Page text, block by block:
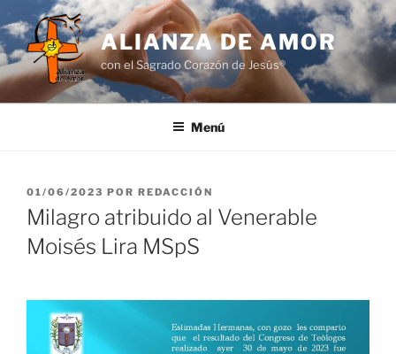
al
contenido
ALIANZA DE AMOR
con el Sagrado Corazón de Jesús®
Menú
PUBLICADO
EL
01/06/2023 POR REDACCIÓN
Milagro atribuido al Venerable
Moisés Lira MSpS